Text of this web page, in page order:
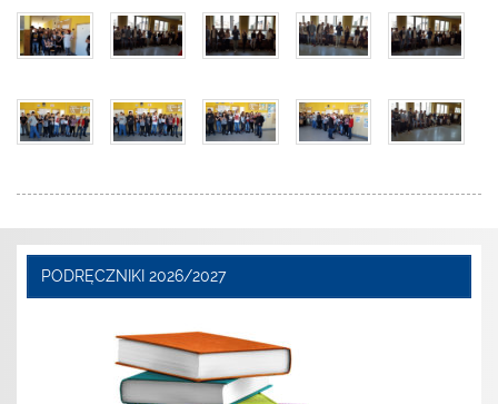
PODRĘCZNIKI 2026/2027